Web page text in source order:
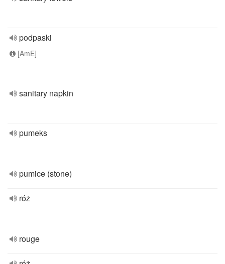
podpaski
[AmE]
sanitary napkin
pumeks
pumice (stone)
róż
rouge